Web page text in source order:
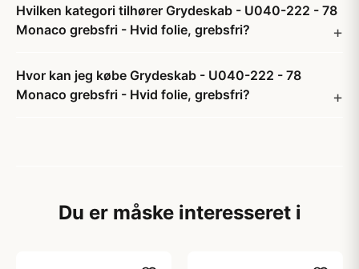
Hvilken kategori tilhører Grydeskab - U040-222 - 78
Monaco grebsfri - Hvid folie, grebsfri?
Hvor kan jeg købe Grydeskab - U040-222 - 78
Monaco grebsfri - Hvid folie, grebsfri?
Du er måske interesseret i